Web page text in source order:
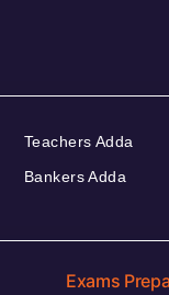
Teachers Adda
Bankers Adda
Exams